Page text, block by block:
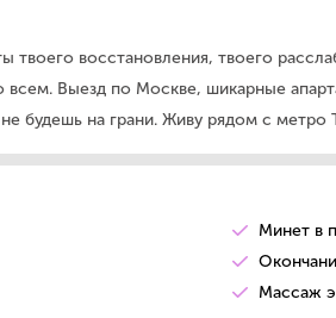
восстановления, твоего
всем. Выезд по Москве, шикарные
будешь на грани. Живу рядом с метро
Минет в
Массаж